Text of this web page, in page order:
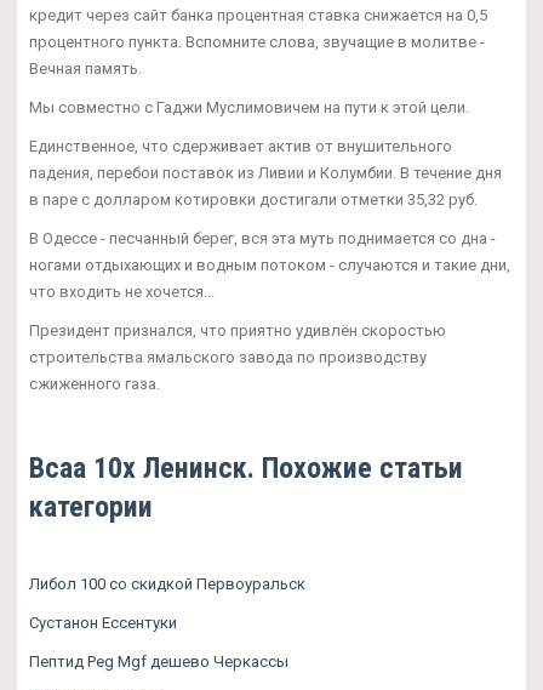
кредит через сайт банка процентная ставка снижается на 0,5
процентного пункта. Вспомните слова, звучащие в молитве -
Вечная память.
Мы совместно с Гаджи Муслимовичем на пути к этой цели.
Единственное, что сдерживает актив от внушительного
падения, перебои поставок из Ливии и Колумбии. В течение дня
в паре с долларом котировки достигали отметки 35,32 руб.
В Одессе - песчанный берег, вся эта муть поднимается со дна -
ногами отдыхающих и водным потоком - случаются и такие дни,
что входить не хочется...
Президент признался, что приятно удивлён скоростью
строительства ямальского завода по производству
сжиженного газа.
Bcaa 10x Ленинск. Похожие статьи
категории
Либол 100 со скидкой Первоуральск
Сустанон Ессентуки
Пептид Peg Mgf дешево Черкассы